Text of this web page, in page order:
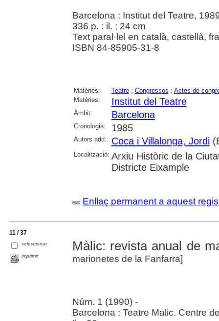
Barcelona : Institut del Teatre,
336 p. : il. ; 24 cm
Text paral·lel en català, castellà,
ISBN 84-85905-31-8
Matèries: Teatre; Congressos ; Actes de
Matèries:
Institut del Teatre
Àmbit: Barcelona
Cronologia: 1985
Autors add.: Coca i Villalonga, Jordi
Localització: Arxiu Històric de la
Districte Eixample
Enllaç permanent a aquest
11 / 37
seleccionar
imprimir
Màlic: revista anual de
marionetes de la Fanfarra]
Núm. 1 (1990) -
Barcelona : Teatre Malic. Centre